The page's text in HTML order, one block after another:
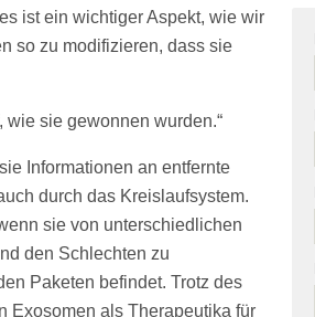
ist ein wichtiger Aspekt, wie wir
so zu modifizieren, dass sie
sie gewonnen wurden.“
Informationen an entfernte
durch das Kreislaufsystem.
sie von unterschiedlichen
den Schlechten zu
Paketen befindet. Trotz des
Exosomen als Therapeutika für